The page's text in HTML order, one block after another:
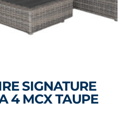
SIGNATURE
4 MCX TAUPE